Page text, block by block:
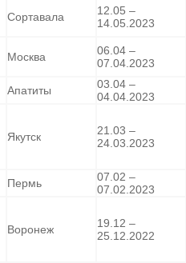
Сортавала
12.05 –
14.05.2023
Москва
06.04 –
07.04.2023
Апатиты
03.04 –
04.04.2023
Якутск
21.03 –
24.03.2023
Пермь
07.02 –
07.02.2023
Воронеж
19.12 –
25.12.2022